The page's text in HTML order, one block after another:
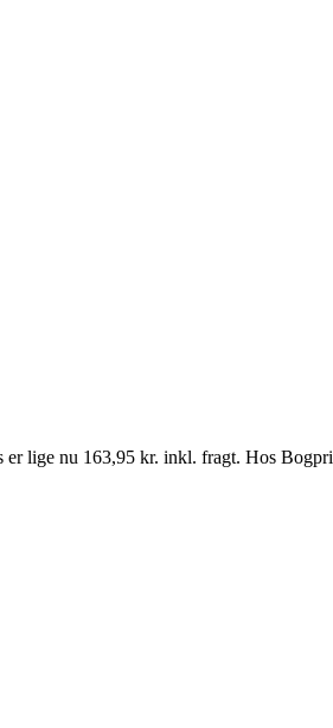
lige nu 163,95 kr. inkl. fragt. Hos